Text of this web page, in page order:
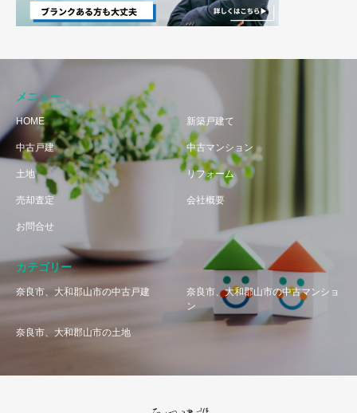
メニュー
HOME 新築戸建て
中古戸建 中古マンション
土地 リフォーム
売却査定 会社概要
お問合せ
カテゴリー
奈良市、大和郡山市の中古戸建
奈良市、大和郡山市の中古マンショ
ン
奈良市、大和郡山市の土地